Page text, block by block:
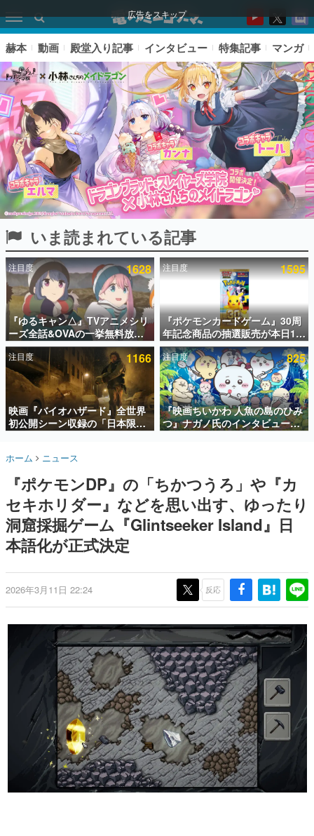
広告をスキップ
ピックアップ
電ファミのいま読まれている記事ランキング
アプリセール情報
インタビュー
連載・特集一覧
殿堂入り記事
SNS拡散数が数千以上！ ページビュー数万以上！ などな
ど。多くの人々に読まれた、電ファミ渾身の“殿堂入り”記
事をまとめました。
名作ゲームクリエイターの方々に製作時のエピソードをお
きます。
赫本
この物語を解いてはいけない。『赫本』は、〈試験問題〉
の形をした短編ホラー小説集です。
これからのデジタルゲーム市場を担う若きクリエイター達
の姿を追い、彼らのルーツと情熱を探っていきます。
ゲームに多大な影響を受けた作家さんに取材し、ゲームが
日本のコンテンツ産業やカルチャーに与えた影響を探る企
画です。
日本モバイルゲーム産業史
日本のモバイルゲーム史における主要なトピック・タイト
ルを網羅するほか、開発者へのインタビューや識者による
解説を掲載。約20年の歴史が一望できる決定版！
若ゲのいたり〜ゲームクリエイターの青春〜
『うつヌケ』『ペンと箸』等で知られるマンガ家・田中圭
一先生によるゲーム業界レポートマンガです。
なんでゲームは面白い？
赫本 動画 殿堂入り記事 インタビュー 特集記事 マンガ
いま読まれている記事
注目度 1628
『ゆるキャン△』TVアニメシリ
ーズ全話&OVAの一挙無料放送
がABEMAで開催決定。8月11日
「山の日」の午前0時から実施
注目度 1595
『ポケモンカードゲーム』30周
年記念商品の抽選販売が本日12
時より開始。拡張パック「30th
CELEBRATION」のボックス
に、「プレミアムデッキセット
エーフィ・ブラッキー」
「FUTURISTIC BOX」の計3商
品
注目度 1166
映画『バイオハザード』全世界
初公開シーン収録の「日本限
定」予告映像が解禁。バイオの
「ラクーンシティ総合病院」へ
注目度 825
『映画ちいかわ 人魚の島のひみ
つ』ナガノ氏のインタビューが
解禁。もしまた映画をやれるな
ホーム ニュース
『ポケモンDP』の「ちかつうろ」や『カ
セキホリダー』などを思い出す、ゆったり
洞窟採掘ゲーム『Glintseeker Island』日
本語化が正式決定
2026年3月11日 22:24 反応